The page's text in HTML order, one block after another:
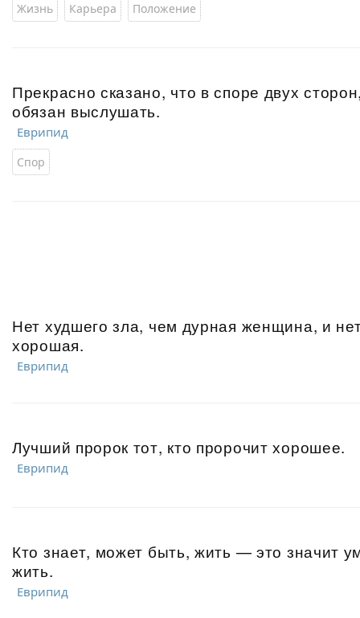
Жизнь Карьера Положение
Прекрасно сказано, что в споре двух
обязан выслушать.
Еврипид
Спор
Нет худшего зла, чем дурная женщина, и
хорошая.
Еврипид
Лучший пророк тот, кто пророчит хорошее.
Еврипид
Кто знает, может быть, жить — это значит
жить.
Еврипид